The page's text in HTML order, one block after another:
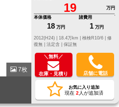
7枚
19
万円
本体価格
18 万円
諸費用
1 万円
修
復無 | 法定含 | 保証無
＼無料／
在庫・見積り 店舗に電話
お気に入り追加
現在 2 人が追加済